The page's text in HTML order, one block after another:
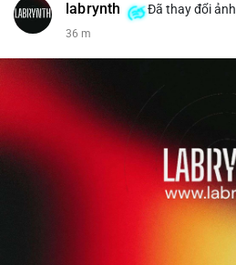
✅ Email: localpvashop@gmail.com
labrynth Đã thay đổi
36 m